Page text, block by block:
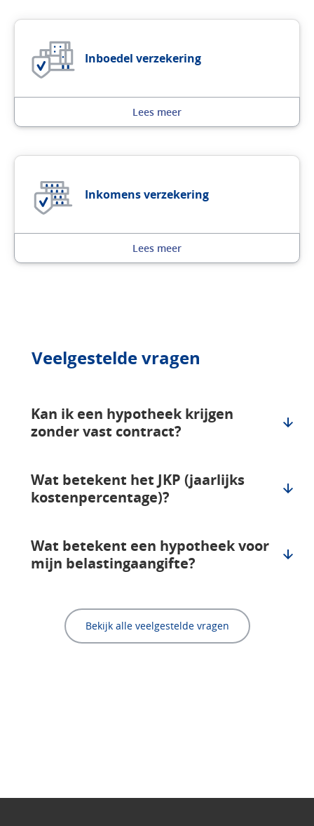
Inboedel verzekering
Lees meer
Inkomens verzekering
Lees meer
Veelgestelde vragen
Kan ik een hypotheek krijgen
zonder vast contract?
Wat betekent het JKP (jaarlijks
kostenpercentage)?
Wat betekent een hypotheek voor
mijn belastingaangifte?
Bekijk alle veelgestelde vragen